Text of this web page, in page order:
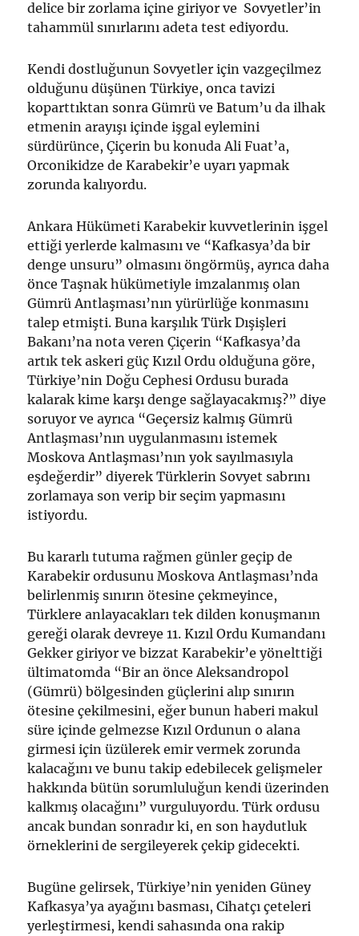
delice bir zorlama içine giriyor ve Sovyetler’in
tahammül sınırlarını adeta test ediyordu.
Kendi dostluğunun Sovyetler için vazgeçilmez
olduğunu düşünen Türkiye, onca tavizi
koparttıktan sonra Gümrü ve Batum’u da ilhak
etmenin arayışı içinde işgal eylemini
sürdürünce, Çiçerin bu konuda Ali Fuat’a,
Orconikidze de Karabekir’e uyarı yapmak
zorunda kalıyordu.
Ankara Hükümeti Karabekir kuvvetlerinin işgel
ettiği yerlerde kalmasını ve “Kafkasya’da bir
denge unsuru” olmasını öngörmüş, ayrıca daha
önce Taşnak hükümetiyle imzalanmış olan
Gümrü Antlaşması’nın yürürlüğe konmasını
talep etmişti. Buna karşılık Türk Dışişleri
Bakanı’na nota veren Çiçerin “Kafkasya’da
artık tek askeri güç Kızıl Ordu olduğuna göre,
Türkiye’nin Doğu Cephesi Ordusu burada
kalarak kime karşı denge sağlayacakmış?” diye
soruyor ve ayrıca “Geçersiz kalmış Gümrü
Antlaşması’nın uygulanmasını istemek
Moskova Antlaşması’nın yok sayılmasıyla
eşdeğerdir” diyerek Türklerin Sovyet sabrını
zorlamaya son verip bir seçim yapmasını
istiyordu.
Bu kararlı tutuma rağmen günler geçip de
Karabekir ordusunu Moskova Antlaşması’nda
belirlenmiş sınırın ötesine çekmeyince,
Türklere anlayacakları tek dilden konuşmanın
gereği olarak devreye 11. Kızıl Ordu Kumandanı
Gekker giriyor ve bizzat Karabekir’e yönelttiği
ültimatomda “Bir an önce Aleksandropol
(Gümrü) bölgesinden güçlerini alıp sınırın
ötesine çekilmesini, eğer bunun haberi makul
süre içinde gelmezse Kızıl Ordunun o alana
girmesi için üzülerek emir vermek zorunda
kalacağını ve bunu takip edebilecek gelişmeler
hakkında bütün sorumluluğun kendi üzerinden
kalkmış olacağını” vurguluyordu. Türk ordusu
ancak bundan sonradır ki, en son haydutluk
örneklerini de sergileyerek çekip gidecekti.
Bugüne gelirsek, Türkiye’nin yeniden Güney
Kafkasya’ya ayağını basması, Cihatçı çeteleri
yerleştirmesi, kendi sahasında ona rakip